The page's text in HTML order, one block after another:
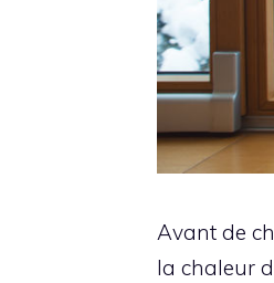
Avant de
la chaleur